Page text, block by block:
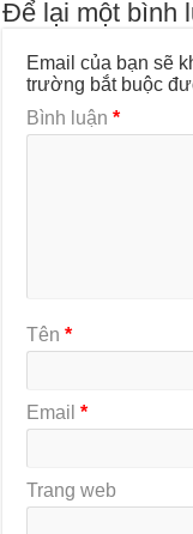
Để lại một bình
Email của bạn sẽ
trường bắt buộc
Bình luận*
Tên*
Email*
Trang web